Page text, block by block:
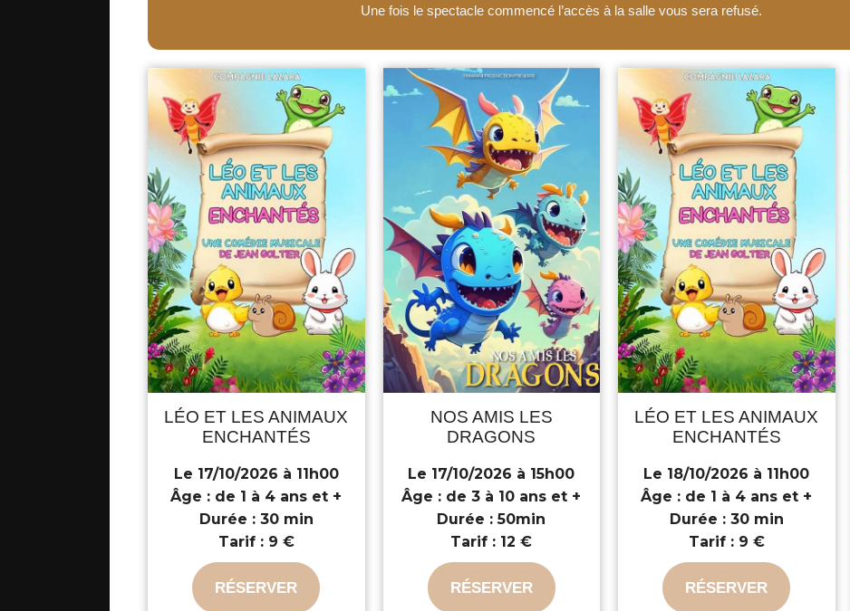
Une fois le spectacle commencé l’accès à la salle vous sera refusé.
LÉO ET LES ANIMAUX
ENCHANTÉS
Le 17/10/2026 à 11h00
Âge : de 1 à 4 ans et +
Durée :30 min
Tarif :9 €
RÉSERVER
NOS AMIS LES
DRAGONS
Le 17/10/2026 à 15h00
Âge : de 3 à 10 ans et +
Durée : 50min
Tarif : 12 €
RÉSERVER
LÉO ET LES ANIMAUX
ENCHANTÉS
Le 18/10/2026 à 11h00
Âge : de 1 à 4 ans et +
Durée :30 min
Tarif :9 €
RÉSERVER